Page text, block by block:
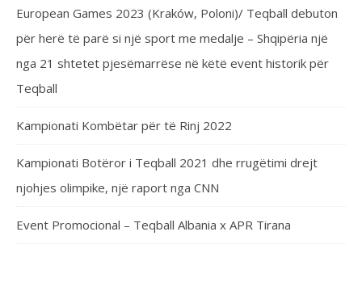
European Games 2023 (Kraków, Poloni)/ Teqball debuton
për herë të parë si një sport me medalje – Shqipëria një
nga 21 shtetet pjesëmarrëse në këtë event historik për
Teqball
Kampionati Kombëtar për të Rinj 2022
Kampionati Botëror i Teqball 2021 dhe rrugëtimi drejt
njohjes olimpike, një raport nga CNN
Event Promocional – Teqball Albania x APR Tirana